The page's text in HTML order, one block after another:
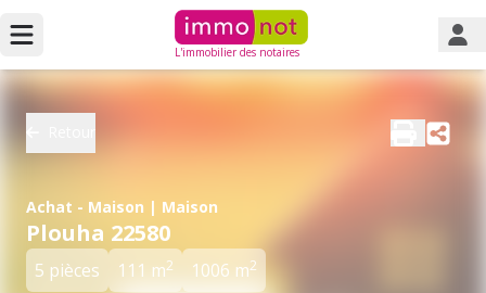
L'immobilier des notaires
Achat - Maison | Maison
Plouha 22580
5 pièces 111 m2 1006 m2